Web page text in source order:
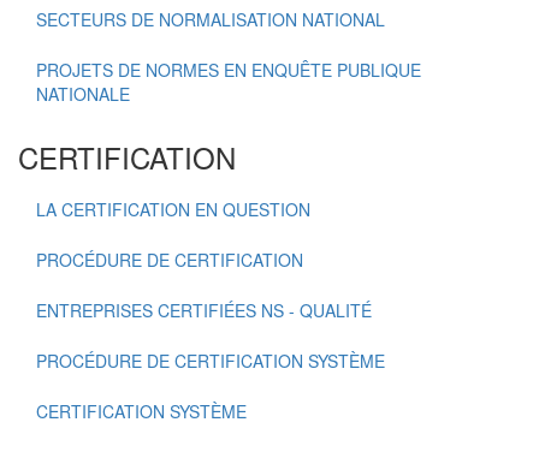
SECTEURS DE NORMALISATION NATIONAL
PROJETS DE NORMES EN ENQUÊTE PUBLIQUE
NATIONALE
CERTIFICATION
LA CERTIFICATION EN QUESTION
PROCÉDURE DE CERTIFICATION
ENTREPRISES CERTIFIÉES NS - QUALITÉ
PROCÉDURE DE CERTIFICATION SYSTÈME
CERTIFICATION SYSTÈME